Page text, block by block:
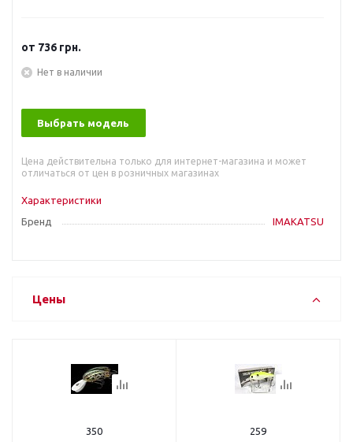
от 736 грн.
Нет в наличии
Выбрать модель
Цена действительна только для интернет-магазина и может
отличаться от цен в розничных магазинах
Характеристики
Бренд
IMAKATSU
Цены
350 259